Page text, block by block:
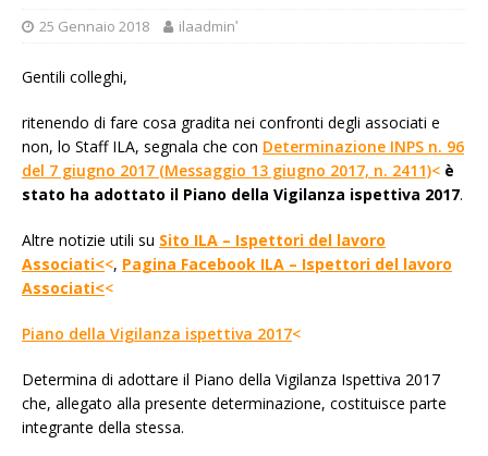
25 Gennaio 2018 ilaadminʹ
Gentili colleghi,
ritenendo di fare cosa gradita nei confronti degli associati e
non, lo Staff ILA, segnala che con Determinazione INPS n. 96
del 7 giugno 2017 (Messaggio 13 giugno 2017, n. 2411)< è
stato ha adottato il Piano della Vigilanza ispettiva 2017.
Altre notizie utili su Sito ILA – Ispettori del lavoro
Associati<<, Pagina Facebook ILA – Ispettori del lavoro
Associati<<
Piano della Vigilanza ispettiva 2017<
Determina di adottare il Piano della Vigilanza Ispettiva 2017
che, allegato alla presente determinazione, costituisce parte
integrante della stessa.